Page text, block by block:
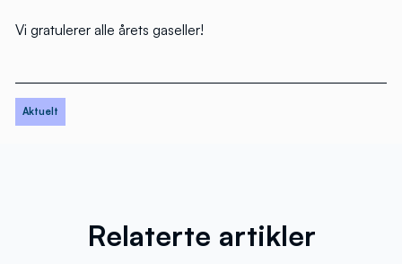
Vi gratulerer alle årets gaseller!
Aktuelt
Relaterte artikler